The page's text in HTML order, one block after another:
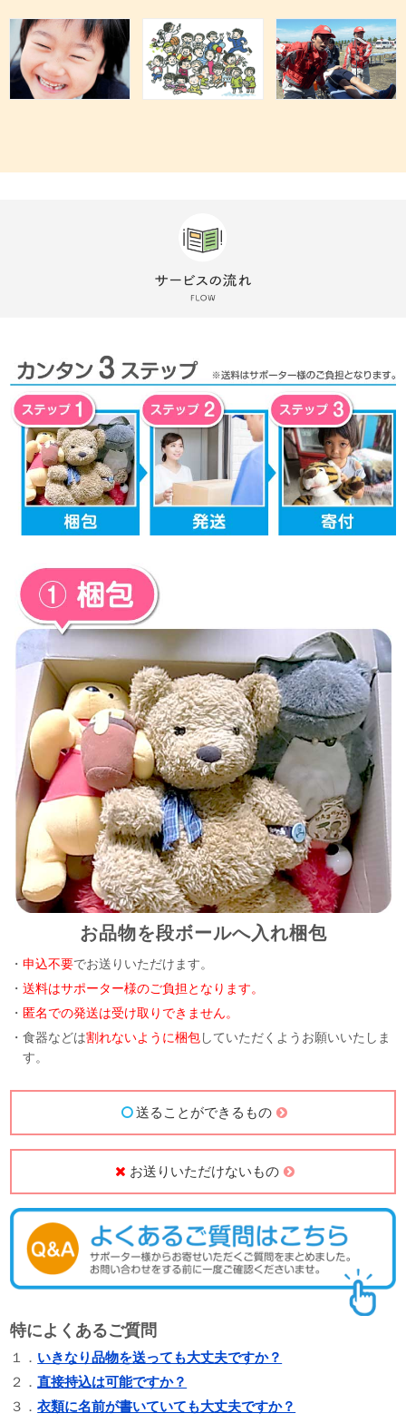
お品物を段ボールへ入れ梱包
・申込不要でお送りいただけます。
・送料はサポーター様のご負担となります。
・ 匿名での発送は受け取りできません。
・食器などは割れないように梱包していただくようお願いいたしま
す。
送ることができるもの
お送りいただけないもの
特によくあるご質問
１． いきなり品物を送っても大丈夫ですか？
２．直接持込は可能ですか？
３．衣類に名前が書いていても大丈夫ですか？